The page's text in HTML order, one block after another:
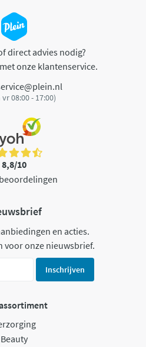
direct advies nodig?
onze klantenservice.
08:00 - 17:00)
8,8/10
en acties.
voor onze nieuwsbrief.
Inschrijven
Beauty